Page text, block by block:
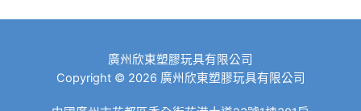
廣州欣東塑膠玩具有限公司
Copyright © 2026 廣州欣東塑膠玩具有限公司